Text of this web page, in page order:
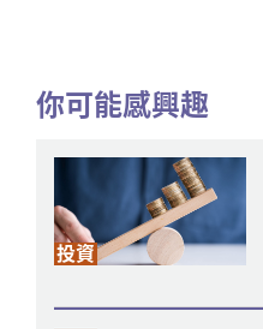
你可能感興趣
投資